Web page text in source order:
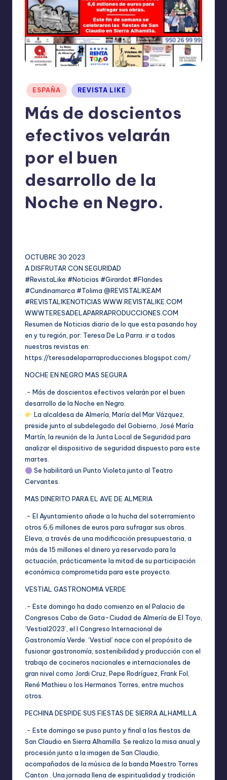
N
E
Publicado
en
ESPAÑA REVISTA LIKE
Más de doscientos
efectivos velarán
por el buen
desarrollo de la
Noche en Negro.
OCTUBRE 30 2023
A DISFRUTAR CON SEGURIDAD
#RevistaLike #Noticias #Girardot #Flandes
#Cundinamarca #Tolima @REVISTALIKEAM
#REVISTALIKENOTICIAS WWW.REVISTALIKE.COM
WWWTERESADELAPARRAPRODUCCIONES.COM
Resumen de Noticias diario de lo que esta pasando hoy
en y tu región, por: Teresa De La Parra. ir a todas
nuestras revistas en:
https://teresadelaparraproducciones.blogspot.com/
NOCHE EN NEGRO MAS SEGURA
.- Más de doscientos efectivos velarán por el buen
desarrollo de la Noche en Negro.
La alcaldesa de Almería, María del Mar Vázquez,
preside junto al subdelegado del Gobierno, José María
Martín, la reunión de la Junta Local de Seguridad para
analizar el dispositivo de seguridad dispuesto para este
martes.
Se habilitará un Punto Violeta junto al Teatro
Cervantes.
MAS DINERITO PARA EL AVE DE ALMERIA
.- El Ayuntamiento añade a la hucha del soterramiento
otros 6,6 millones de euros para sufragar sus obras.
Eleva, a través de una modificación presupuestaria, a
más de 15 millones el dinero ya reservado para la
actuación, prácticamente la mitad de su participación
económica comprometida para este proyecto.
VESTIAL GASTRONOMIA VERDE
.- Este domingo ha dado comienzo en el Palacio de
Congresos Cabo de Gata-Ciudad de Almería de El Toyo,
‘Vestial2023’, el I Congreso Internacional de
Gastronomía Verde. ‘Vestial’ nace con el propósito de
fusionar gastronomía, sostenibilidad y producción con el
trabajo de cocineros nacionales e internacionales de
gran nivel como Jordi Cruz, Pepe Rodríguez, Frank Fol,
René Mathieu o los Hermanos Torres, entre muchos
otros.
PECHINA DESPIDE SUS FIESTAS DE SIERRA ALHAMILLA
.- Este domingo se puso punto y final a las fiestas de
San Claudio en Sierra Alhamilla. Se realizo la misa anual y
procesión junto a la imagen de San Claudio,
acompañados de la música de la banda Maestro Torres
Canton . Una jornada llena de espiritualidad y tradición